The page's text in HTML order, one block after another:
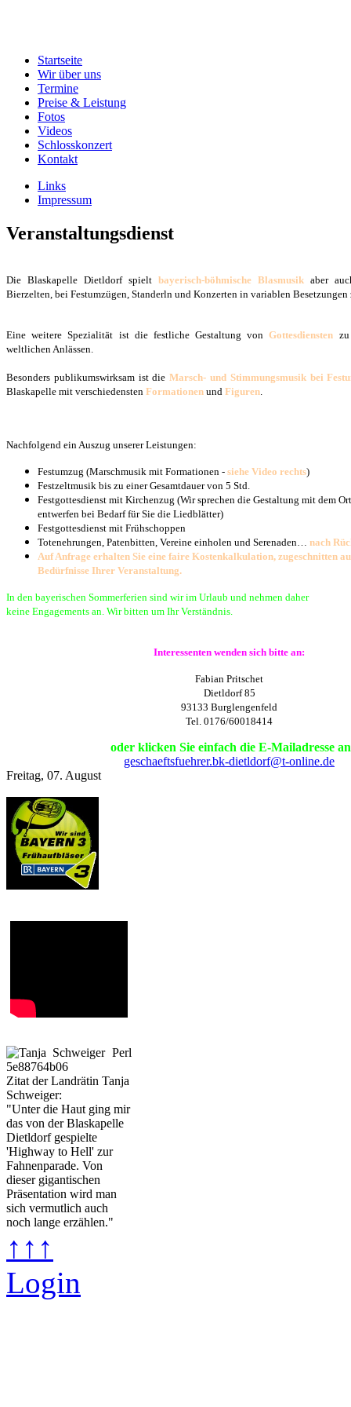
Startseite
Wir über uns
Termine
Preise & Leistung
Fotos
Videos
Schlosskonzert
Kontakt
Links
Impressum
Veranstaltungsdienst
Die Blaskapelle Dietldorf spielt bayerisch-böhmische Blasmusik aber
Bierzelten, bei Festumzügen, Standerln und Konzerten in variablen
Eine weitere Spezialität ist die festliche Gestaltung vonGottesdiensten
weltlichen Anlässen.
Besonders publikumswirksam ist dieMarsch-und Stimmungsmusik bei
Blaskapelle mit verschiedensten Formationen und Figuren
Nachfolgend ein Auszug unserer Leistungen:
Festumzug (Marschmusik mit Formationen - siehe Video rechts)
Festzeltmusik bis zu einer Gesamtdauer von 5 Std.
Festgottesdienst mit Kirchenzug (Wir sprechen die Gestaltung mit dem
entwerfen bei Bedarffür Sie die Liedblätter)
Festgottesdienst mit Frühschoppen
Totenehrungen, Patenbitten, Vereine einholen und Serenaden… nach
Auf Anfrage erhalten Sie eine faire Kostenkalkulation, zugeschnitten
Bedürfnisse Ihrer Veranstaltung.
In den bayerischen Sommerferien sind wir im Urlaub und nehmen daher
keine Engagements an. Wir bitten um Ihr Verständnis.
Interessenten wenden sich bitte an:
Fabian Pritschet
Dietldorf 85
93133 Burglengenfeld
Tel. 0176/60018414
oder klicken Sie einfach die E-Mailadresse an
geschaeftsfuehrer.bk-dietldorf@t-online.de
Freitag, 07. August
Zitat der Landrätin Tanja
Schweiger:
"Unter die Haut ging mir
das von der Blaskapelle
Dietldorf gespielte
'Highway to Hell' zur
Fahnenparade. Von
dieser gigantischen
Präsentation wird man
sich vermutlich auch
noch lange erzählen."
↑↑↑
Login